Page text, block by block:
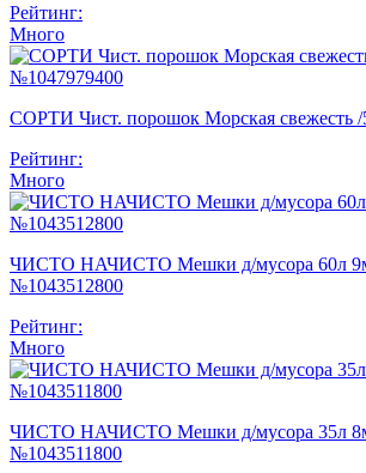
Рейтинг:
Много
СОРТИ Чист. порошок Морская свежесть
Рейтинг:
Много
ЧИСТО НАЧИСТО Мешки д/мусора 60л
№1043512800
Рейтинг:
Много
ЧИСТО НАЧИСТО Мешки д/мусора 35л
№1043511800